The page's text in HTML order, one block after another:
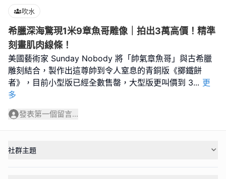
吹水
希臘深海驚現1米9章魚哥雕像｜拍出3萬高價！精準
刻畫肌肉線條！
美國藝術家 Sunday Nobody 將「帥氣章魚哥」與古希臘
雕刻結合，製作出這尊帥到令人窒息的青銅版《擲鐵餅
者》，目前小型版已經全數售罄，大型版更叫價到 3... 更
多
發表第一個留言...
社群主題